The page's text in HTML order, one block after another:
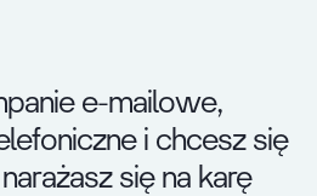
e-mailowe,
i chcesz się
się na karę